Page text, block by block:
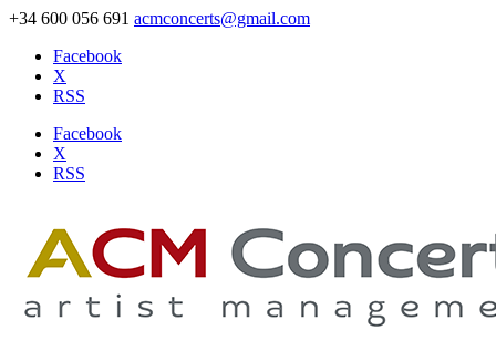
+34 600 056 691 acmconcerts@gmail.com
Facebook
X
RSS
Facebook
X
RSS